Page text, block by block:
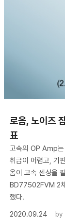
로옴, 노이즈
표
고속의 OP Amp는
취급이 어렵고, 기
옴이 고속 센싱을
BD77502FVM 2
했다.
2020.09.24
by